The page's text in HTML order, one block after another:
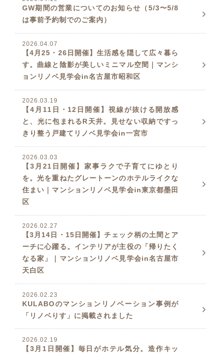
GW期間の営業についてのお知らせ（5/3〜5/8
は事前予約制でのご案内）
2026.04.07
【4月25・26日開催】生活感を隠して広々暮ら
す。曲線と陰影が美しいミニマル空間｜マンシ
ョンリノベ見学会in名古屋市昭和区
2026.03.19
【4月11日・12日開催】視線が抜ける開放感
と、光に包まれるR天井。見せない収納ですっ
きり整う戸建てリノベ見学会in一宮市
2026.03.03
【3月21日開催】家事ラクで子育てにゆとり
を。光を重ねたグレートーンのホテルライクな
住まい｜マンションリノベ見学会in東京都墨田
区
2026.02.27
【3月14日・15日開催】チェック柄の土間とア
ーチに心躍る。インテリアが主役の「帰りたく
なる家」｜マンションリノベ見学会in名古屋市
天白区
2026.02.23
KULABOのマンションリノベーション事例が
「リノベりす」に掲載されました
2026.02.19
【3月1日開催】毎日がホテル気分。造作キッ